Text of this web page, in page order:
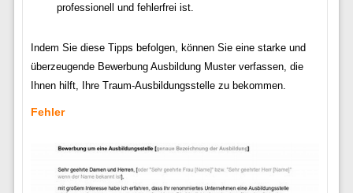
professionell und fehlerfrei ist.
Indem Sie diese Tipps befolgen, können Sie eine starke und
überzeugende Bewerbung Ausbildung Muster verfassen, die
Ihnen hilft, Ihre Traum-Ausbildungsstelle zu bekommen.
Fehler